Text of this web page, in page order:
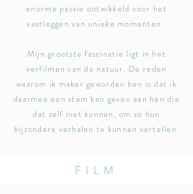
enorme passie ontwikkeld voor het
vastleggen van unieke momenten.
Mijn grootste fascinatie ligt in het
verfilmen van de natuur. De reden
waarom ik maker geworden ben is dat ik
daarmee een stem kan geven aan hen die
dat zelf niet kunnen, om zo hun
bijzondere verhalen te kunnen vertellen.
FILM